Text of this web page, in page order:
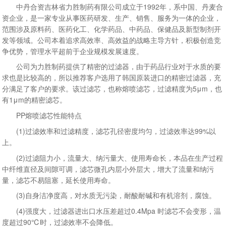
中丹合资吉林省力胜制药有限公司成立于1992年，系中国、丹麦合
资企业，是一家专业从事医药研发、生产、销售、服务为一体的企业，
范围涉及原料药、医药化工、化学药品、中药品、保健品及新型制剂开
发等领域。公司本着追求高效率、高效益的战略主导方针，积极创造竞
争优势，管理水平超前于企业规模发展速度。
公司为力胜制药提供了精密的过滤器，由于药品行业对于水质的要
求也是比较高的，所以推荐客户选用了韩国原装进口的精密过滤器，充
分满足了客户的要求。该过滤芯，也称熔喷滤芯，过滤精度为5μm，也
有1μm的精密滤芯。
PP熔喷滤芯性能特点
(1)过滤效率和过滤精度，滤芯孔径密度均匀，过滤效率达99%以
上。
(2)过滤阻力小，流量大、纳污量大、使用寿命长，本品在生产过程
中纤维直径及间隙可调，滤芯微孔内层小外层大，增大了流量和纳污
量，滤芯不易阻塞，延长使用寿命。
(3)自身洁净度高，对水质无污染，耐酸耐碱和有机溶剂，腐蚀。
(4)强度大，过滤器进出口水压差超过0.4Mpa 时滤芯不会变形，温
度超过90℃时，过滤效率不会降低。